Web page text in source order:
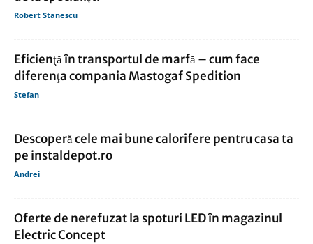
Robert Stanescu
Eficienţă în transportul de marfă – cum face
diferenţa compania Mastogaf Spedition
Stefan
Descoperă cele mai bune calorifere pentru casa ta
pe instaldepot.ro
Andrei
Oferte de nerefuzat la spoturi LED în magazinul
Electric Concept